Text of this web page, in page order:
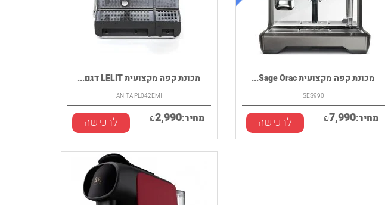
מכונת קפה מקצועית LELIT דגם...
ANITA PL042EMI
מחיר: ₪2,990 לרכישה
מכונת קפה מקצועית Sage Orac...
SES990
מחיר: ₪7,990 לרכישה